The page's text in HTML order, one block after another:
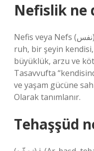
Nefislik ne
Nefis veya Nefs (نفس) Arapça kökenlidir ve sözlükte
ruh, bir şeyin
büyüklük, arzu ve
Tasavvufta
ve yaşam gücüne
Olarak tanımlanır.
Tehaşşüd